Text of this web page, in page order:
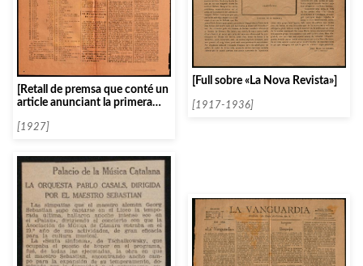
[Retall de premsa que conté un
article anunciant la primera
[1927]
[Full sobre «La Nova Revista»]
[1917-1936]